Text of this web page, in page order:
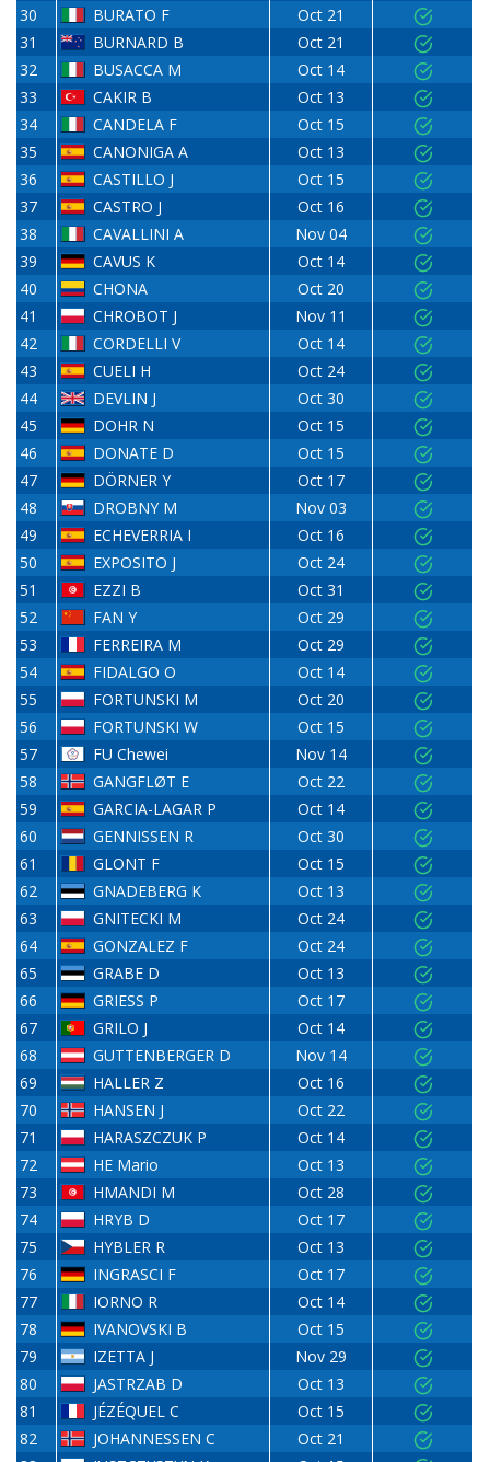
30
BURATO F
Oct 21
31
BURNARD B
Oct 21
32
BUSACCA M
Oct 14
33
CAKIR B
Oct 13
34
CANDELA F
Oct 15
35
CANONIGA A
Oct 13
36
CASTILLO J
Oct 15
37
CASTRO J
Oct 16
38
CAVALLINI A
Nov 04
39
CAVUS K
Oct 14
40
CHONA
Oct 20
41
CHROBOT J
Nov 11
42
CORDELLI V
Oct 14
43
CUELI H
Oct 24
44
DEVLIN J
Oct 30
45
DOHR N
Oct 15
46
DONATE D
Oct 15
47
DÖRNER Y
Oct 17
48
DROBNY M
Nov 03
49
ECHEVERRIA I
Oct 16
50
EXPOSITO J
Oct 24
51
EZZI B
Oct 31
52
FAN Y
Oct 29
53
FERREIRA M
Oct 29
54
FIDALGO O
Oct 14
55
FORTUNSKI M
Oct 20
56
FORTUNSKI W
Oct 15
57
FU Chewei
Nov 14
58
GANGFLØT E
Oct 22
59
GARCIA-LAGAR P
Oct 14
60
GENNISSEN R
Oct 30
61
GLONT F
Oct 15
62
GNADEBERG K
Oct 13
63
GNITECKI M
Oct 24
64
GONZALEZ F
Oct 24
65
GRABE D
Oct 13
66
GRIESS P
Oct 17
67
GRILO J
Oct 14
68
GUTTENBERGER D
Nov 14
69
HALLER Z
Oct 16
70
HANSEN J
Oct 22
71
HARASZCZUK P
Oct 14
72
HE Mario
Oct 13
73
HMANDI M
Oct 28
74
HRYB D
Oct 17
75
HYBLER R
Oct 13
76
INGRASCI F
Oct 17
77
IORNO R
Oct 14
78
IVANOVSKI B
Oct 15
79
IZETTA J
Nov 29
80
JASTRZAB D
Oct 13
81
JÉZÉQUEL C
Oct 15
82
JOHANNESSEN C
Oct 21